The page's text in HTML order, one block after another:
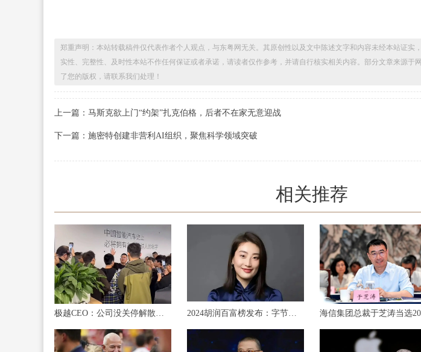
郑重声明：本站转载稿件仅代表作者个人观点，与东粤网无关。其原创性以及文中陈述文字和内容未经本站证实
实性、完整性、及时性本站不作任何保证或者承诺，请读者仅作参考，并请自行核实相关内容。部分文章来源于
了您的版权，请联系我们处理！
上一篇：马斯克欲上门“约架”扎克伯格，后者不在家无意迎战
下一篇：施密特创建非营利AI组织，聚焦科学领域突破
相关推荐
2024胡润百富榜发布：字节跳动张一鸣成为中国首富，宗馥莉为中国女首富